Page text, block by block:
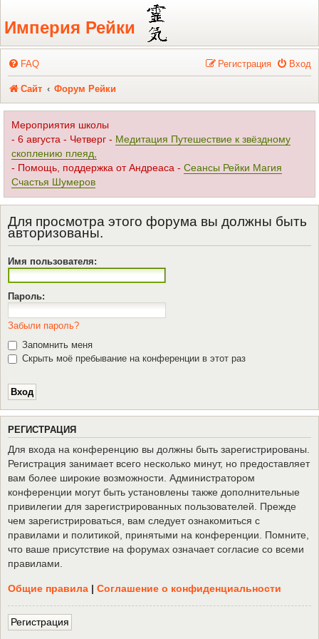
Регистрация
Империя Рейки
FAQ Вход
Регистрация
Сайт Форум Рейки
Мероприятия школы
- 6 августа - Четверг - Медитация Путешествие к звёздному
скоплению плеяд,
- Помощь, поддержка от Андреаса - Сеансы Рейки Магия
Счастья Шумеров
Для просмотра этого форума вы должны быть
авторизованы.
Имя пользователя:
Пароль:
Забыли пароль?
Запомнить меня
Скрыть моё пребывание на конференции в этот раз
РЕГИСТРАЦИЯ
Для входа на конференцию вы должны быть зарегистрированы.
Регистрация занимает всего несколько минут, но предоставляет
вам более широкие возможности. Администратором
конференции могут быть установлены также дополнительные
привилегии для зарегистрированных пользователей. Прежде
чем зарегистрироваться, вам следует ознакомиться с
правилами и политикой, принятыми на конференции. Помните,
что ваше присутствие на форумах означает согласие со всеми
правилами.
Общие правила | Соглашение о конфиденциальности
Регистрация